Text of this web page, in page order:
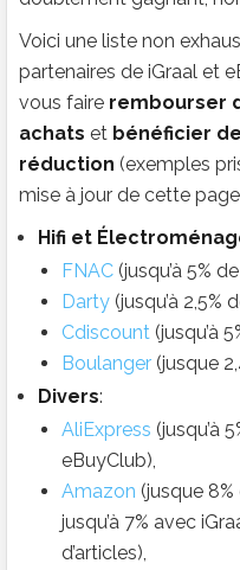
Voici une liste non
partenaires de iGraal et
vous faire rembourser
achats et bénéficier
réduction (exemples
mise à jour de cette
Hifi et
FNAC (jusqu’à 5%
Darty (jusqu’à 2,5%
Cdiscount (jusqu’à
Boulanger (jusque
Divers:
AliExpress (jusqu’à
eBuyClub),
Amazon (jusque
jusqu’à 7% avec
d’articles),